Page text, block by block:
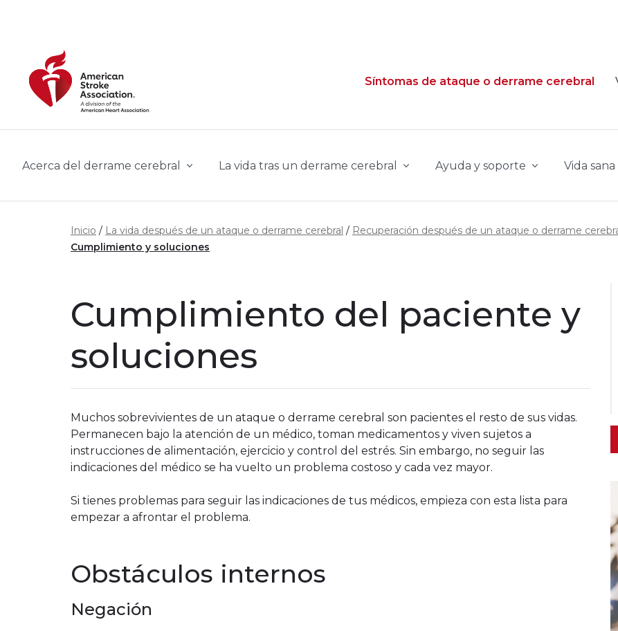
Síntomas de ataque o derrame cerebral
Acerca del derrame cerebral La vida tras un derrame cerebral Ayuda y soporte Vida sana
Inicio La vida después de un ataque o derrame cerebral Recuperación después de un ataque o derrame
Cumplimiento y soluciones
Cumplimiento del paciente y
soluciones
Muchos sobrevivientes de un ataque o derrame cerebral son pacientes el resto de sus vidas.
Permanecen bajo la atención de un médico, toman medicamentos y viven sujetos a
instrucciones de alimentación, ejercicio y control del estrés. Sin embargo, no seguir las
indicaciones del médico se ha vuelto un problema costoso y cada vez mayor.
Si tienes problemas para seguir las indicaciones de tus médicos, empieza con esta lista para
empezar a afrontar el problema.
Obstáculos internos
Negación